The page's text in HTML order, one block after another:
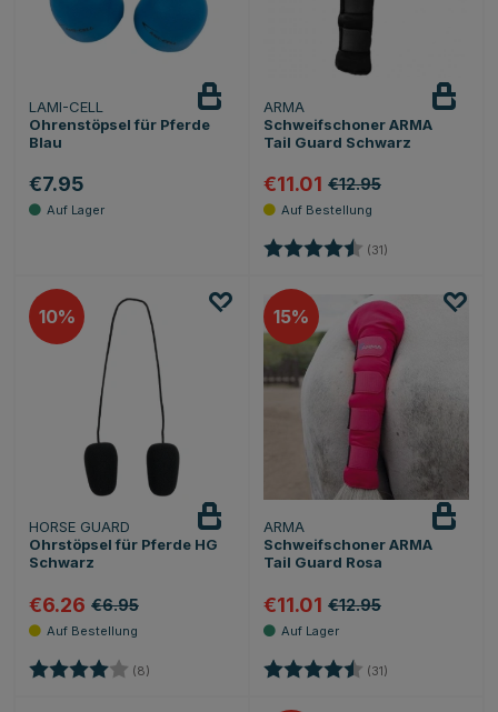
LAMI-CELL
Ohrenstöpsel für Pferde
Blau
€7.95
ARMA
Schweifschoner ARMA
Tail Guard Schwarz
€11.01 €12.95
Bewertung: (31)
10
HORSE GUARD
Ohrstöpsel für Pferde HG
Schwarz
€6.26 €6.95
Bewertung: (8) 4.0 von 5 Sternen
15
ARMA
Schweifschoner ARMA
Tail Guard Rosa
€11.01 €12.95
Bewertung: (31)